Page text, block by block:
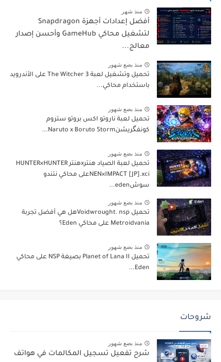
منذ شهر
أفضل إعدادات أجهزة Snapdragon
لتشغيل محاكي GameHub وأحسن إصدار
معالج...
منذ بضع شهور
تحميل وتشغيل لعبة The Witcher 3 على الأندرويد
باستخدام محاكي...
منذ بضع شهور
تحميل لعبة ناروتو اكس بروتو ستروم
كونفگريشنNaruto x Boruto Storm...
منذ بضع شهور
تحميل لعبة الصياد هنترxهنتر HUNTER×HUNTER
NEN×IMPACT [JP].xciعلى محاكي نتندو
سوشeden...
منذ بضع شهور
تحميل Voidwrought. nspهل هي أفضل تجربة
Metroidvania على محاكي Eden؟
منذ بضع شهور
تحميل Planet of Lana II بصيغة NSP على محاكي
Eden...
شروحات
منذ بضع شهور
شرح تفعيل تسجيل المكالمات في هواتف